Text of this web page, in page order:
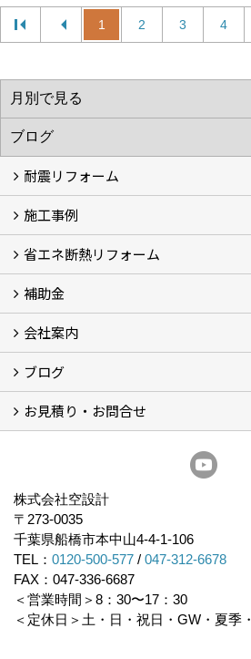
1 2 3 4
耐震リフォーム
空設計の耐震診断
耐震診断と耐震補強 動画
耐震診断レポート
減災セミナー・耐震基準と熊本地震
耐震診断と耐震補強 解説
耐震診断Q&A
施工事例
施工事例
浴室の劣化改修と耐震補強 動画
浴室の劣化改修と耐震補強①
浴室の劣化改修と耐震補強②
省エネ断熱リフォーム
省エネ診断
省エネリフォーム
補助金
住宅性能表示制度
住宅断熱改修促進事業補助金2026
給湯省エネ2026
先進的窓リノベ2026
長期優良住宅化リフォーム推進事業
市川市耐震補助金
船橋市耐震補助金
浦安市耐震補助金
松戸市耐震補助金
四街道市耐震補助金
佐倉市耐震補助金
成田市耐震補助金
会社案内
経営理念／ご挨拶
会社概要
メディア掲載
リフォーム産業新聞掲載
表彰
スタッフ紹介
アクセス
不動産探し
プライバシーポリシー
ブログ
いちかわ新聞連載コラム
人生の歩き方
空設計通信
まもりとそなえ
豆知識
お見積り・お問合せ
耐震省エネ補助金無料相談会
株式会社空設計
〒273-0035
千葉県船橋市本中山4-4-1-106
TEL： 0120-500-577 / 047-312-6678
FAX：047-336-6687
＜営業時間＞8：30〜17：30
＜定休日＞土・日・祝日・GW・夏季